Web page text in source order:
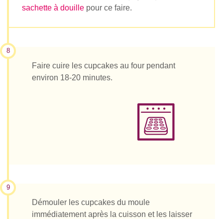
sachette à douillepour ce faire.
8
Faire cuire les cupcakes au four pendant
environ 18-20 minutes.
9
Démouler les cupcakes du moule
immédiatement après la cuisson et les laisser